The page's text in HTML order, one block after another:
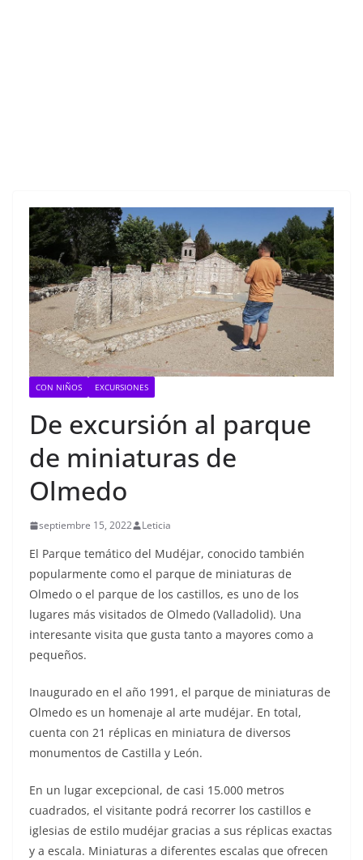
CON NIÑOS EXCURSIONES
De excursión al parque
de miniaturas de
Olmedo
septiembre 15, 2022 Leticia
El Parque temático del Mudéjar, conocido también
popularmente como el parque de miniaturas de
Olmedo o el parque de los castillos, es uno de los
lugares más visitados de Olmedo (Valladolid). Una
interesante visita que gusta tanto a mayores como a
pequeños.
Inaugurado en el año 1991, el parque de miniaturas de
Olmedo es un homenaje al arte mudéjar. En total,
cuenta con 21 réplicas en miniatura de diversos
monumentos de Castilla y León.
En un lugar excepcional, de casi 15.000 metros
cuadrados, el visitante podrá recorrer los castillos e
iglesias de estilo mudéjar gracias a sus réplicas exactas
y a escala. Miniaturas a diferentes escalas que ofrecen